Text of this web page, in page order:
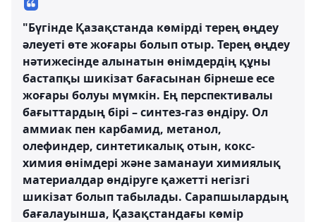
"Бүгінде Қазақстанда көмірді терең өңдеу
әлеуеті өте жоғары болып отыр. Терең өңдеу
нәтижесінде алынатын өнімдердің құны
бастапқы шикізат бағасынан бірнеше есе
жоғары болуы мүмкін. Ең перспективалы
бағыттардың бірі – синтез-газ өндіру. Ол
аммиак пен карбамид, метанол,
олефиндер, синтетикалық отын, кокс-
химия өнімдері және заманауи химиялық
материалдар өндіруге қажетті негізгі
шикізат болып табылады. Сарапшылардың
бағалауынша, Қазақстандағы көмір